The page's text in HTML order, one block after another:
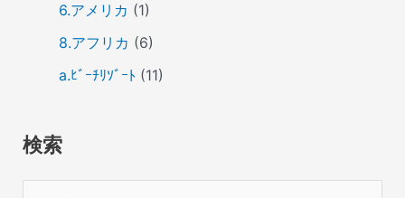
6.アメリカ (1)
8.アフリカ (6)
a.ﾋﾞｰﾁﾘｿﾞｰﾄ (11)
検索